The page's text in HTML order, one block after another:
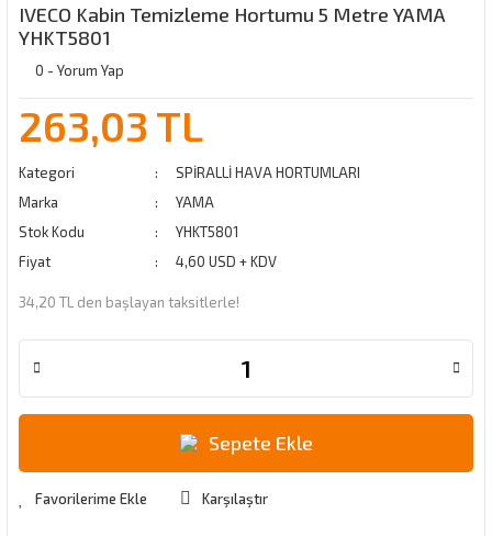
IVECO Kabin Temizleme Hortumu 5 Metre YAMA
YHKT5801
0 - Yorum Yap
263,03 TL
Kategori
SPİRALLİ HAVA HORTUMLARI
Marka
YAMA
Stok Kodu
YHKT5801
Fiyat
4,60 USD + KDV
34,20 TL den başlayan taksitlerle!
Sepete Ekle
Karşılaştır